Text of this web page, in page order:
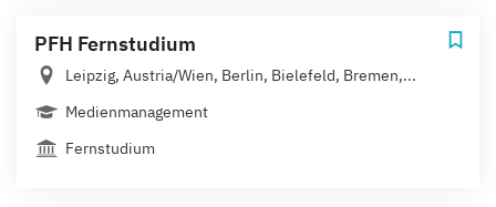
PFH Fernstudium
Leipzig, Austria/Wien, Berlin, Bielefeld, Bremen,...
Medienmanagement
Fernstudium